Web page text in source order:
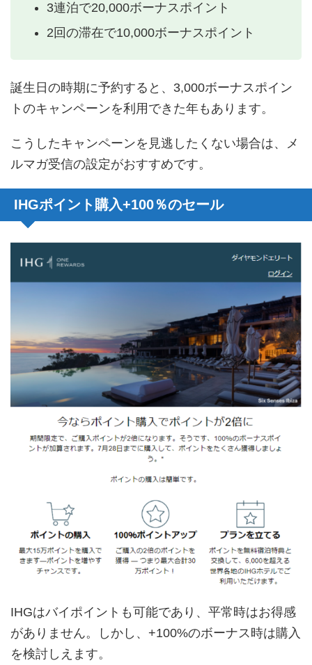
3連泊で20,000ボーナスポイント
2回の滞在で10,000ボーナスポイント
誕生日の時期に予約すると、3,000ボーナスポイン
トのキャンペーンを利用できた年もあります。
こうしたキャンペーンを見逃したくない場合は、メ
ルマガ受信の設定がおすすめです。
IHGポイント購入+100％のセール
IHGはバイポイントも可能であり、平常時はお得感
がありません。しかし、+100%のボーナス時は購入
を検討しえます。